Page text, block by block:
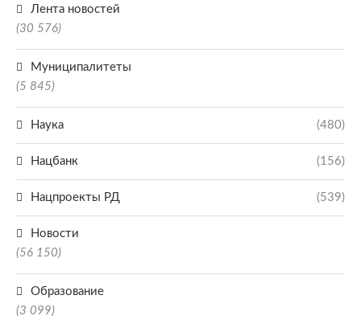
Лента новостей
(30 576)
Муниципалитеты
(5 845)
Наука (480)
Нацбанк (156)
Нацпроекты РД (539)
Новости
(56 150)
Образование
(3 099)